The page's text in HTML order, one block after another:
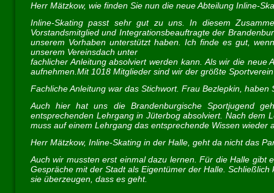
Herr Mätzkow, wie finden Sie nun die neue Abteilung Inline-
Inline-Skating passt sehr gut zu uns. In diesem
Vorstandsmitglied und Integrationsbeauftragte der
unserem Vorhaben unterstützt haben. Ich finde es gut,
unserem Vereinsdach unter
fachlicher Anleitung absolviert werden kann. Als wir die
aufnehmen.Mit 1018 Mitglieder sind wir der größte
Fachliche Anleitung war das Stichwort. Frau Bezlepkin,
Auch hier hat uns die Brandenburgische Sportjugend
entsprechenden Lehrgang in Jüterbog absolviert. Nach dem
muss auf einem Lehrgang das entsprechende Wissen wieder
Herr Mätzkow, Inline-Skating in der Halle, geht da nicht das
Auch wir mussten erst einmal dazu lernen. Für die Halle gibt
Gespräche mit der Stadt als Eigentümer der Halle. Schließlich
sie überzeugen, dass es geht.